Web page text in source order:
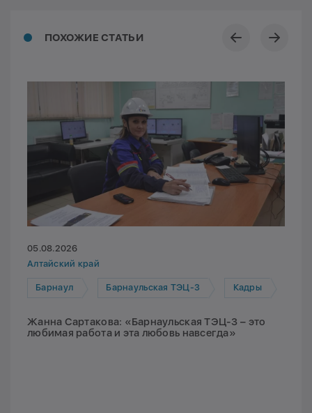
ПОХОЖИЕ СТАТЬИ
05.08.2026
Алтайский край
Барнаул Барнаульская ТЭЦ-3 Кадры
Жанна Сартакова: «Барнаульская ТЭЦ-3 – это
любимая работа и эта любовь навсегда»